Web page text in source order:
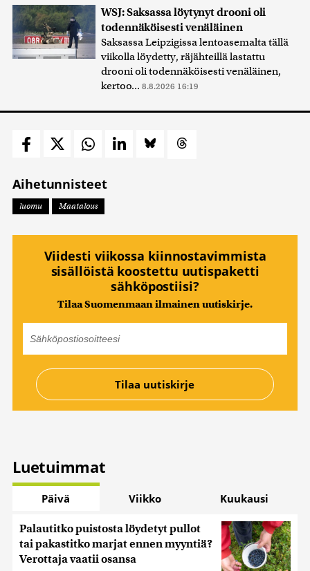
WSJ: Saksassa löytynyt drooni oli
todennäköisesti venäläinen
Saksassa Leipzigissa lentoasemalta tällä
viikolla löydetty, räjähteillä lastattu
drooni oli todennäköisesti venäläinen,
kertoo... 8.8.2026 16:19
Aihetunnisteet
luomu Maatalous
Viidesti viikossa kiinnostavimmista
sisällöistä koostettu uutispaketti
sähköpostiisi?
Tilaa Suomenmaan ilmainen uutiskirje.
Luetuimmat
Päivä Viikko Kuukausi
Palautitko puistosta löydetyt pullot
tai pakastitko marjat ennen myyntiä?
Verottaja vaatii osansa